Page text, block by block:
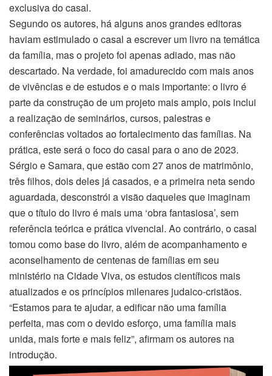
exclusiva do casal.
Segundo os autores, há alguns anos grandes editoras
haviam estimulado o casal a escrever um livro na temática
da família, mas o projeto foi apenas adiado, mas não
descartado. Na verdade, foi amadurecido com mais anos
de vivências e de estudos e o mais importante: o livro é
parte da construção de um projeto mais amplo, pois inclui
a realização de seminários, cursos, palestras e
conferências voltados ao fortalecimento das famílias. Na
prática, este será o foco do casal para o ano de 2023.
Sérgio e Samara, que estão com 27 anos de matrimônio,
três filhos, dois deles já casados, e a primeira neta sendo
aguardada, desconstrói a visão daqueles que imaginam
que o título do livro é mais uma ‘obra fantasiosa’, sem
referência teórica e prática vivencial. Ao contrário, o casal
tomou como base do livro, além de acompanhamento e
aconselhamento de centenas de famílias em seu
ministério na Cidade Viva, os estudos científicos mais
atualizados e os princípios milenares judaico-cristãos.
“Estamos para te ajudar, a edificar não uma família
perfeita, mas com o devido esforço, uma família mais
unida, mais forte e mais feliz”, afirmam os autores na
introdução.